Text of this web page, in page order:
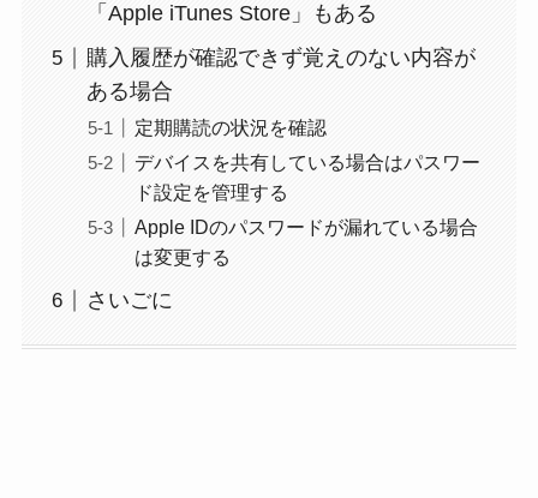
「Apple iTunes Store」もある
購入履歴が確認できず覚えのない内容が
ある場合
定期購読の状況を確認
デバイスを共有している場合はパスワー
ド設定を管理する
Apple IDのパスワードが漏れている場合
は変更する
さいごに